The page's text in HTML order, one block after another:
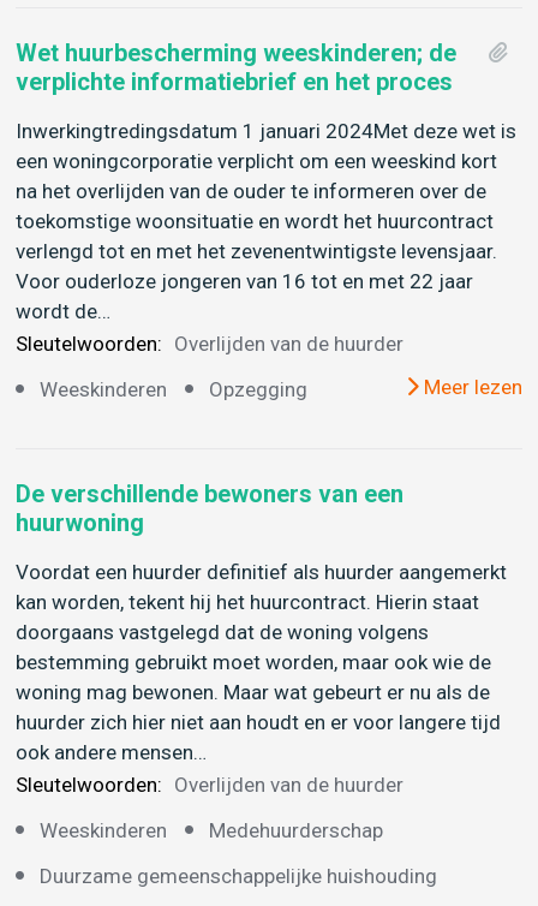
Wet huurbescherming weeskinderen; de
verplichte informatiebrief en het proces
Inwerkingtredingsdatum 1 januari 2024Met deze wet is
een woningcorporatie verplicht om een weeskind kort
na het overlijden van de ouder te informeren over de
toekomstige woonsituatie en wordt het huurcontract
verlengd tot en met het zevenentwintigste levensjaar.
Voor ouderloze jongeren van 16 tot en met 22 jaar
wordt de…
Sleutelwoorden: Overlijden van de huurder
Weeskinderen
Opzegging Meer lezen
De verschillende bewoners van een
huurwoning
Voordat een huurder definitief als huurder aangemerkt
kan worden, tekent hij het huurcontract. Hierin staat
doorgaans vastgelegd dat de woning volgens
bestemming gebruikt moet worden, maar ook wie de
woning mag bewonen. Maar wat gebeurt er nu als de
huurder zich hier niet aan houdt en er voor langere tijd
ook andere mensen…
Sleutelwoorden: Overlijden van de huurder
Weeskinderen
Medehuurderschap
Duurzame gemeenschappelijke huishouding